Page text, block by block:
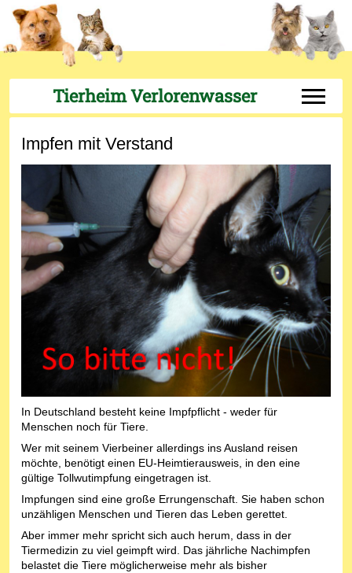
Tierheim Verlorenwasser Off-
Impfen mit Verstand
In Deutschland besteht keine Impfpflicht - weder für
Menschen noch für Tiere.
Wer mit seinem Vierbeiner allerdings ins Ausland reisen
möchte, benötigt einen EU-Heimtierausweis, in den eine
gültige Tollwutimpfung eingetragen ist.
Impfungen sind eine große Errungenschaft. Sie haben schon
unzähligen Menschen und Tieren das Leben gerettet.
Aber immer mehr spricht sich auch herum, dass in der
Tiermedizin zu viel geimpft wird. Das jährliche Nachimpfen
belastet die Tiere möglicherweise mehr als bisher